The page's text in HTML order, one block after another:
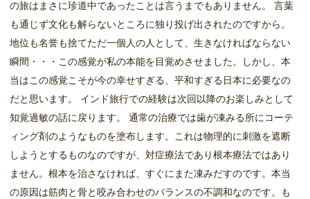
の旅はまさに珍道中であったことは言うまでもありません。 言葉
も通じず文化も解らないところに独り投げ出されたのですから。
地位も名誉も捨てただ一個人の人として、生きなければならない
瞬間・・・この感覚が私の本能を目覚めさせました。しかし、本
当はこの感覚こそが今の幸せすぎる、平和すぎる日本に必要なの
だと思います。 インド旅行での経験は次回以降のお楽しみとして
知覚過敏の話に戻ります。 通常の治療では歯が凍みる所にコーテ
ィング剤のようなものを塗布します。これは物理的に刺激を遮断
しようとするものなのですが、対症療法であり根本療法ではあり
ません。根本を治さなければ、すぐにまた凍みだすのです。本当
の原因は筋肉と骨と咬み合わせのバランスの不調和なのです。も